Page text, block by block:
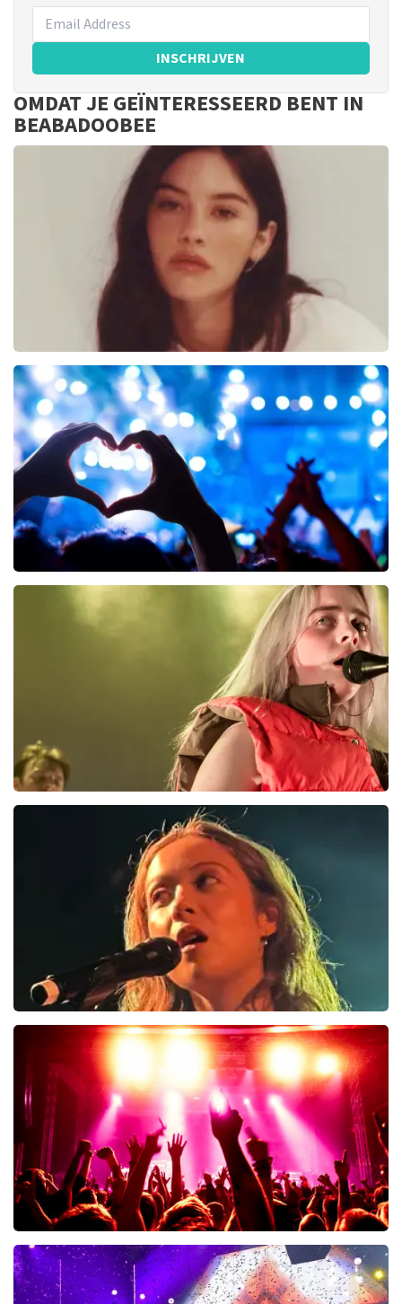
INSCHRIJVEN
OMDAT JE GEÏNTERESSEERD BENT IN
BEABADOOBEE
Gracie Abrams
3reviews
BEKIJKEN
Mitski
4reviews
18reviews
BEKIJKEN
Laufey
reviews
BEKIJKEN
Chase Atlantic
8reviews